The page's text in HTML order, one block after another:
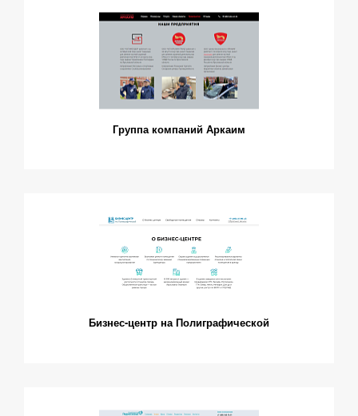
Группа компаний Аркаим
Бизнес-центр на Полиграфической